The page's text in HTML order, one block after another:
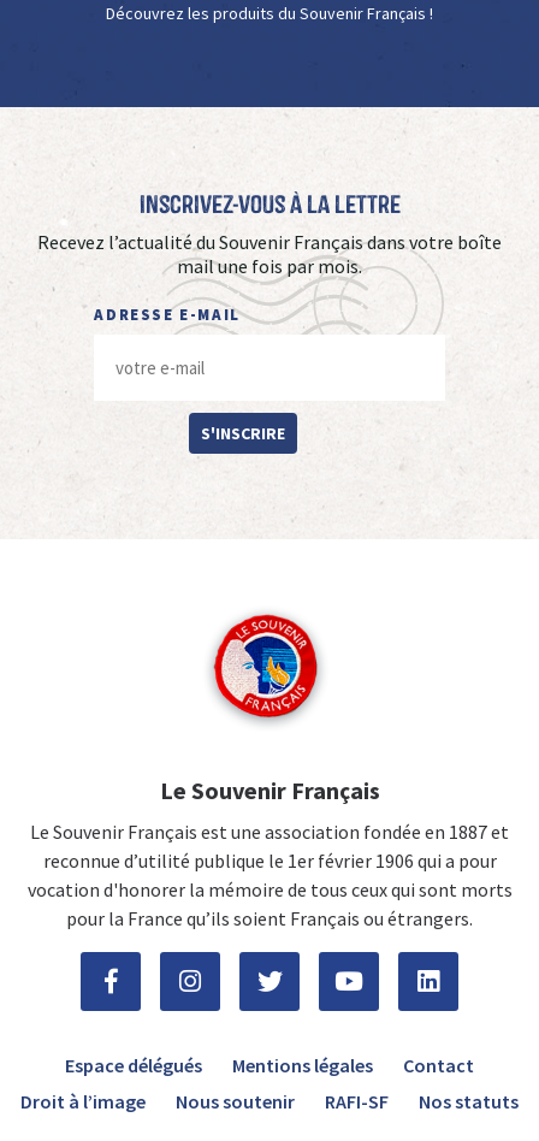
Découvrez les produits du Souvenir Français !
Inscrivez-vous à La Lettre
Recevez l’actualité du Souvenir Français dans votre boîte
mail une fois par mois.
ADRESSE E-MAIL
S'INSCRIRE
Le Souvenir Français
Le Souvenir Français est une association fondée en 1887 et
reconnue d’utilité publique le 1er février 1906 qui a pour
vocation d'honorer la mémoire de tous ceux qui sont morts
pour la France qu’ils soient Français ou étrangers.
Espace délégués Mentions légales
Contact
Droit à l’image
Nous soutenir RAFI-SF Nos statuts